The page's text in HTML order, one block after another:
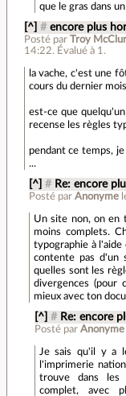
que le gras dans
[^] # encore plus
Posté par Troy
14:22.Évalué à 1.
la vache, c'est une
cours du dernier
est-ce que
recense les règles
pendant ce temps,
...
[^] # Re: encore
Posté parAnonyme
Un site non, on en
moins complets.
typographie à
contente pas d'un
quelles sont les
divergences (pour
mieux avec ton
[^] # Re: encore
Posté par Anonyme
Je sais qu'il y a
l'imprimerie
trouve dans les
complet, avec